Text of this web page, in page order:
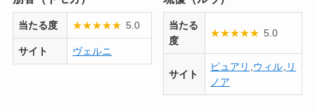
当たる度 ★★★★★ 5.0
サイト ヴェルニ
当たる
度
★★★★★ 5.0
サイト
ピュアリ ウィル リ
ノア